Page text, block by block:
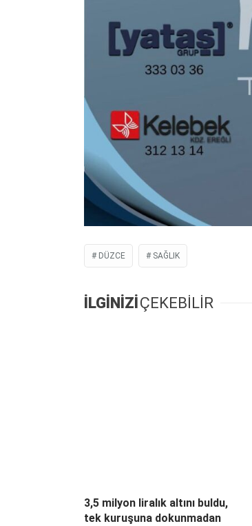
DÜZCE SAĞLIK
İLGİNİZİ ÇEKEBİLİR
3,5 milyon liralık altını buldu,
tek kuruşuna dokunmadan